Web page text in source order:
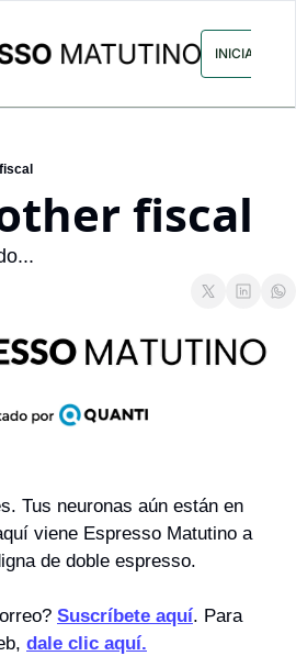
ARCHIVO ANUNCIA CON
INICIAR
fiscal
Tus neuronas aún están en
viene Espresso Matutino a
de doble espresso.
Suscríbete aquí. Para
dale clic aquí.